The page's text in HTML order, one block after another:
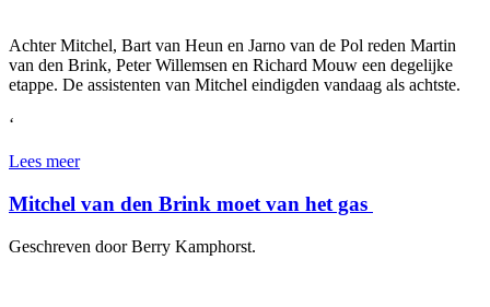
Achter Mitchel, Bart van Heun en Jarno van de Pol reden Martin
van den Brink, Peter Willemsen en Richard Mouw een degelijke
etappe. De assistenten van Mitchel eindigden vandaag als achtste.
‘
Lees meer
Mitchel van den Brink moet van het gas
Geschreven door Berry Kamphorst.